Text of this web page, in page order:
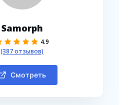
Samorph
4.9
(387 отзывов)
Смотреть